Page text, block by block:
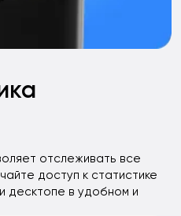
отслеживать все
доступ к статистике
десктопе в удобном и